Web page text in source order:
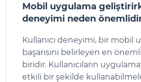
Mobil uygulama
deneyimi neden
Kullanıcı deneyimi, bir mobil
başarısını belirleyen en
biridir. Kullanıcıların
etkili bir şekilde